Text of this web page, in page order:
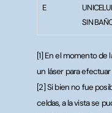
E
SIN
[1] En el momento de
un láser para
[2] Si bien no fue
celdas, a la vista se